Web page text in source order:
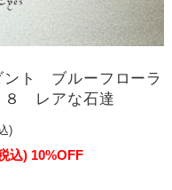
ト ブルーフローラ
８ レアな石達
)
込) 10%OFF